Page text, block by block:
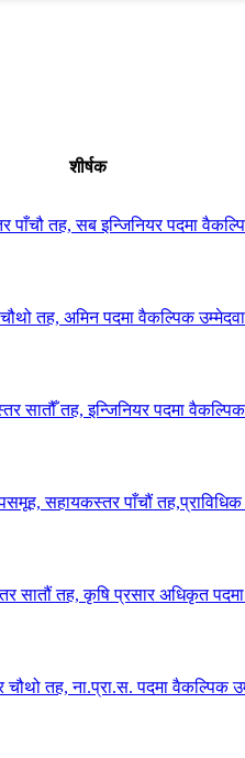
शीर्षक
तह, सब इन्जिनियर पदमा
तह, अमिन पदमा वैकल्पिक
तह, इन्जिनियर पदमा
सहायकस्तर पाँचौं
तह, कृषि प्रसार अधिकृत
तह, ना.प्रा.स. पदमा वैकल्पिक